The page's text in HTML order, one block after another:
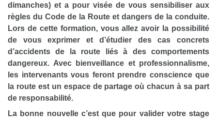
dimanches) et a pour visée de vous sensibiliser aux
règles du Code de la Route et dangers de la conduite.
Lors de cette formation, vous allez avoir la possibilité
de vous exprimer et d’étudier des cas concrets
d’accidents de la route liés à des comportements
dangereux. Avec bienveillance et professionnalisme,
les intervenants vous feront prendre conscience que
la route est un espace de partage où chacun à sa part
de responsabilité.
La bonne nouvelle c’est que pour valider votre stage